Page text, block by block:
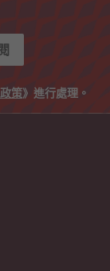
策》進行處理。